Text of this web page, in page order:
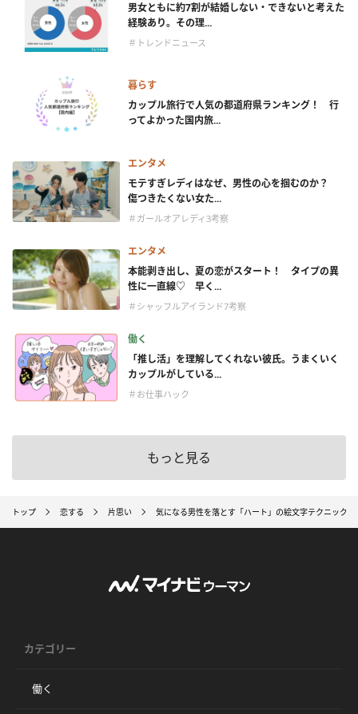
男女ともに約7割が結婚しない・できないと考えた
経験あり。その理...
＃トレンドニュース
暮らす
カップル旅行で人気の都道府県ランキング！ 行
ってよかった国内旅...
エンタメ
モテすぎレディはなぜ、男性の心を掴むのか？
傷つきたくない女た...
＃ガールオアレディ3考察
エンタメ
本能剥き出し、夏の恋がスタート！ タイプの異
性に一直線♡ 早く...
＃シャッフルアイランド7考察
働く
「推し活」を理解してくれない彼氏。うまくいく
カップルがしている...
＃お仕事ハック
もっと見る
トップ 恋する 片思い 気になる男性を落とす「ハート」の絵文字テクニック
カテゴリー
働く